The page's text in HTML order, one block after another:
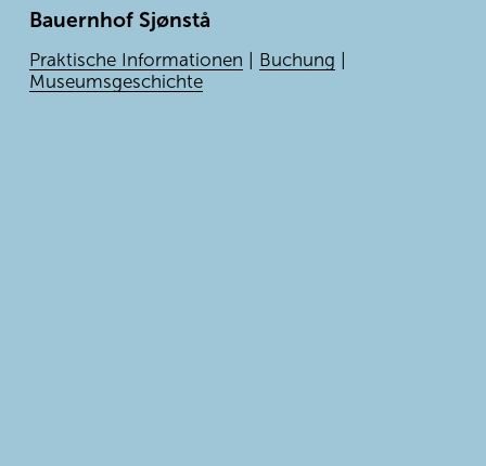
Bauernhof Sjønstå
Praktische Informationen Buchung
Museumsgeschichte